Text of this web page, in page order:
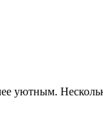
уютным.